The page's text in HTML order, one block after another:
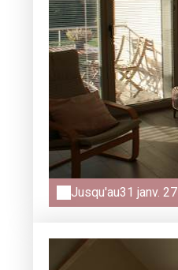
Jusqu'au31 janv. 27